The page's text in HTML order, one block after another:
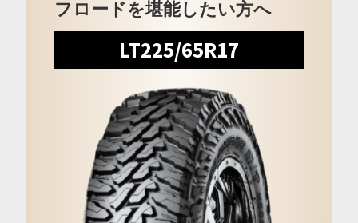
フロードを堪能したい方へ
LT225/65R17